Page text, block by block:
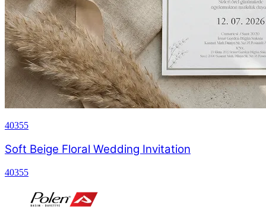
40355
Soft Beige Floral Wedding Invitation
40355